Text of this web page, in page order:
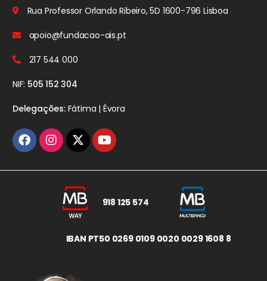
Rua Professor Orlando Ribeiro, 5D 1600-796 Lisboa
apoio@fundacao-ais.pt
217 544 000
NIF: 505 152 304
Delegações:Fátima | Évora
918 125 574
IBAN PT50 0269 0109 0020 0029 1608 8